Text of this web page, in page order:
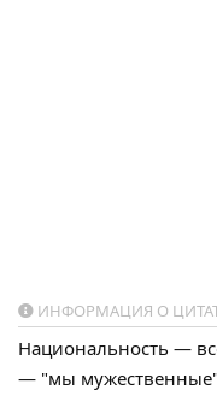
ИНФОРМАЦИЯ О
Национальность —
— "мы